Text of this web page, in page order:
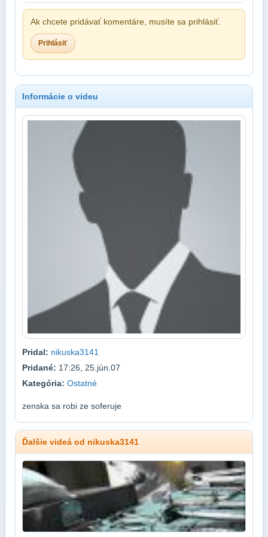
Ak chcete pridávať komentáre, musíte sa prihlásiť.
Prihlásiť
Informácie o videu
Pridal: nikuska3141
Pridané: 17:26, 25.jún.07
Kategória: Ostatné
zenska sa robi ze soferuje
Ďalšie videá od nikuska3141